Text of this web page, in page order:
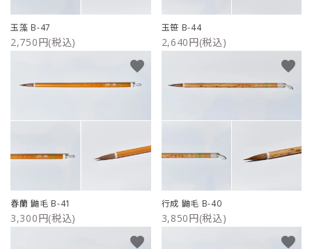
玉藻 B-47
2,750円(税込)
玉笹 B-44
2,640円(税込)
春蘭 鼬毛 B-41
3,300円(税込)
favorite
行成 鼬毛 B-40
3,850円(税込)
favorite
favorite favorite